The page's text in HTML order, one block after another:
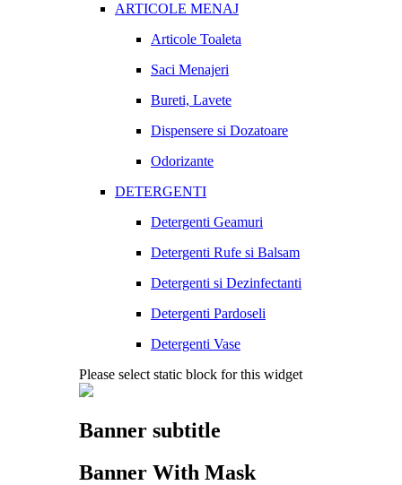
ARTICOLE MENAJ
Articole Toaleta
Saci Menajeri
Bureti, Lavete
Dispensere si Dozatoare
Odorizante
DETERGENTI
Detergenti Geamuri
Detergenti Rufe si Balsam
Detergenti si Dezinfectanti
Detergenti Pardoseli
Detergenti Vase
Please select static block for this widget
Banner subtitle
Banner With Mask